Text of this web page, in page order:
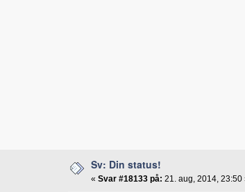
Sv: Din status!
« Svar #18133 på: 21. aug, 2014, 23:50